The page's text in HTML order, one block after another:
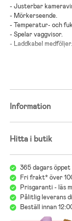
- Justerbar
- Mörkerseende.
- Temperatur- och
- Spelar vaggvisor.
- Laddkabel medföljer.
- Rekommenderad
Information
Hitta i butik
365 dagars öppet
Fri frakt* över
Prisgaranti - läs
Pålitlig leverans
Beställ innan